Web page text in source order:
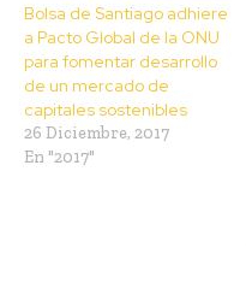
Bolsa de Santiago adhiere
a Pacto Global de la ONU
para fomentar desarrollo
de un mercado de
capitales sostenibles
26 Diciembre, 2017
En "2017"